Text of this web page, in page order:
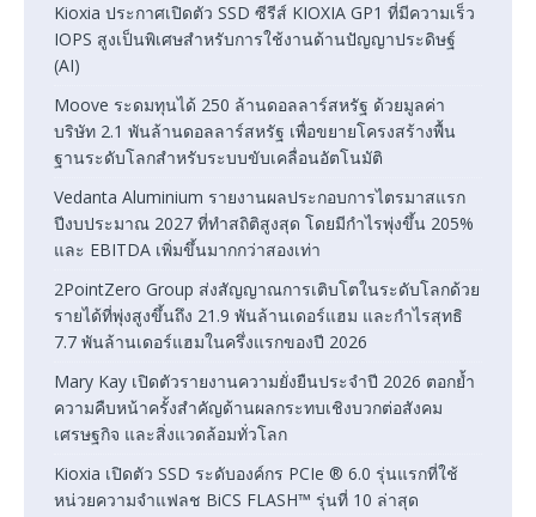
Kioxia ประกาศเปิดตัว SSD ซีรีส์ KIOXIA GP1 ที่มีความเร็ว
IOPS สูงเป็นพิเศษสำหรับการใช้งานด้านปัญญาประดิษฐ์
(AI)
Moove ระดมทุนได้ 250 ล้านดอลลาร์สหรัฐ ด้วยมูลค่า
บริษัท 2.1 พันล้านดอลลาร์สหรัฐ เพื่อขยายโครงสร้างพื้น
ฐานระดับโลกสำหรับระบบขับเคลื่อนอัตโนมัติ
Vedanta Aluminium รายงานผลประกอบการไตรมาสแรก
ปีงบประมาณ 2027 ที่ทำสถิติสูงสุด โดยมีกำไรพุ่งขึ้น 205%
และ EBITDA เพิ่มขึ้นมากกว่าสองเท่า
2PointZero Group ส่งสัญญาณการเติบโตในระดับโลกด้วย
รายได้ที่พุ่งสูงขึ้นถึง 21.9 พันล้านเดอร์แฮม และกำไรสุทธิ
7.7 พันล้านเดอร์แฮมในครึ่งแรกของปี 2026
Mary Kay เปิดตัวรายงานความยั่งยืนประจำปี 2026 ตอกย้ำ
ความคืบหน้าครั้งสำคัญด้านผลกระทบเชิงบวกต่อสังคม
เศรษฐกิจ และสิ่งแวดล้อมทั่วโลก
Kioxia เปิดตัว SSD ระดับองค์กร PCIe ® 6.0 รุ่นแรกที่ใช้
หน่วยความจำแฟลช BiCS FLASH™ รุ่นที่ 10 ล่าสุด